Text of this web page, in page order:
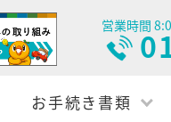
営業時間
お手続き書類